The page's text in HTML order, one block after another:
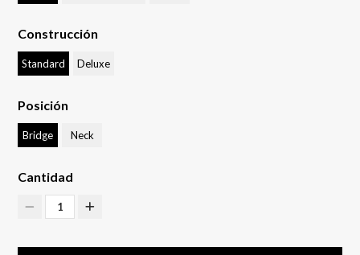
Construcción
Standard Deluxe
Posición
Bridge Neck
Cantidad
1